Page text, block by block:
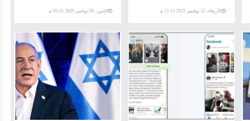
الأربعاء، 12 نوفمبر 2025 11:11 م الإثنين، 03 نوفمبر 2025 01:31 م